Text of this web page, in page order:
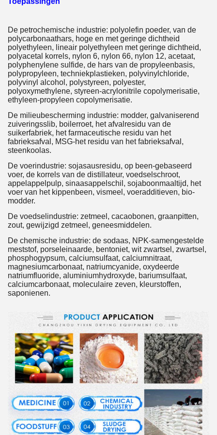
De petrochemische industrie: polyolefin poeder, van de
polycarbonaathars, hoge en met geringe dichtheid
polyethyleen, lineair polyethyleen met geringe dichtheid,
polyacetal korrels, nylon 6, nylon 66, nylon 12, acetaat,
polyphenylene sulfide, de hars van de propyleenbasis,
polypropyleen, techniekplastieken, polyvinylchloride,
polyvinyl alcohol, polystyreen, polyester,
polyoxymethylene, styreen-acrylonitrile copolymerisatie,
ethyleen-propyleen copolymerisatie.
De milieubescherming industrie: modder, galvaniserend
zuiveringsslib, boilerroet, het afvalresidu van de
suikerfabriek, het farmaceutische residu van het
fabrieksafval, MSG-het residu van het fabrieksafval,
steenkoolas.
De voerindustrie: sojasausresidu, op been-gebaseerd
voer, de korrels van de distillateur, voedselschroot,
appelappelpulp, sinaasappelschil, sojaboonmaaltijd, het
voer van het kippenbeen, vismeel, voeradditieven, bio-
modder.
De voedselindustrie: zetmeel, cacaobonen, graanpitten,
zout, gewijzigd zetmeel, geneesmiddelen.
De chemische industrie: de sodaas, NPK-samengestelde
meststof, porseleinaarde, bentoniet, wit zwartsel, zwartsel,
phosphogypsum, calciumsulfaat, calciumnitraat,
magnesiumcarbonaat, natriumcyanide, oxydeerde
natriumfluoride, aluminiumhydroxyde, bariumsulfaat,
calciumcarbonaat, moleculaire zeven, kleurstoffen,
saponienen.